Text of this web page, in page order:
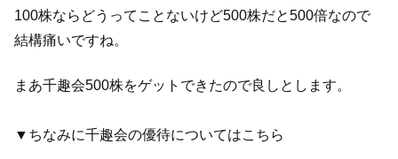
100株ならどうってことないけど500株だと500倍なので
結構痛いですね。
まあ千趣会500株をゲットできたので良しとします。
▼ちなみに千趣会の優待についてはこちら